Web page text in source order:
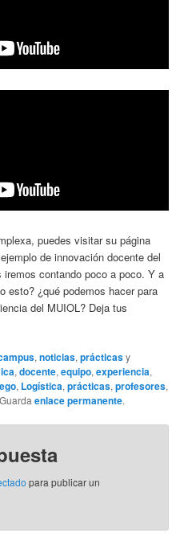
puedes visitar su página
de innovación docente del
contando poco a poco. Y a
esto? ¿qué podemos hacer para
del MUIOL? Deja tus
,noticias,prácticasy
,docente,equipo,experiencia,
, Logística,prácticas,profesores,
enlace permanente.
para publicar un